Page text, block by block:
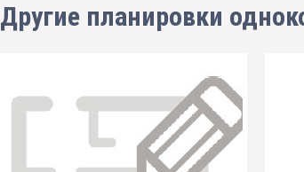
Другие планировки